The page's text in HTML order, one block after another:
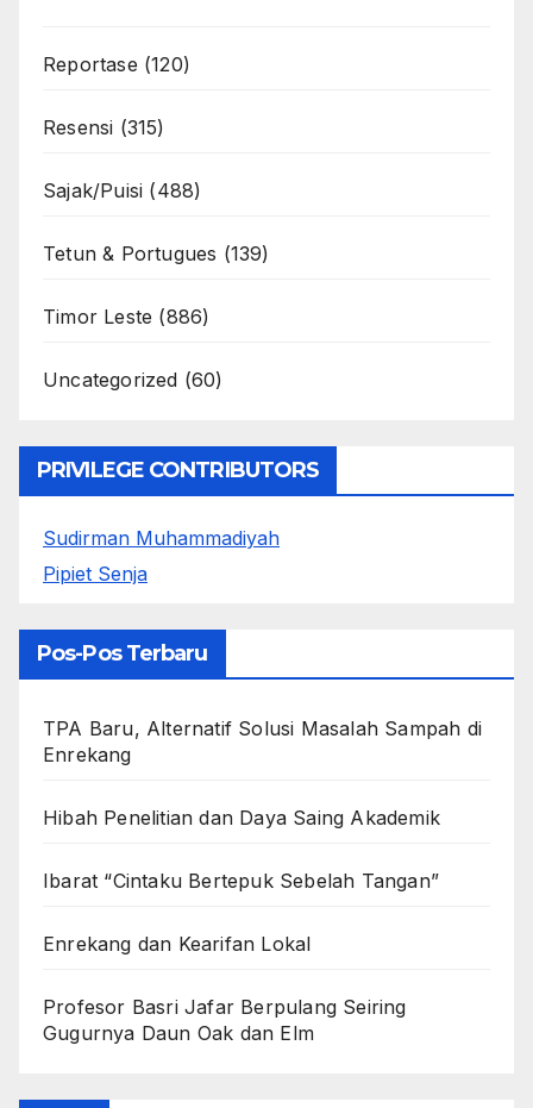
Reportase (120)
Resensi (315)
Sajak/Puisi (488)
Tetun & Portugues (139)
Timor Leste (886)
Uncategorized (60)
PRIVILEGE CONTRIBUTORS
Sudirman Muhammadiyah
Pipiet Senja
Pos-Pos Terbaru
TPA Baru, Alternatif Solusi Masalah Sampah di
Enrekang
Hibah Penelitian dan Daya Saing Akademik
Ibarat “Cintaku Bertepuk Sebelah Tangan”
Enrekang dan Kearifan Lokal
Profesor Basri Jafar Berpulang Seiring
Gugurnya Daun Oak dan Elm